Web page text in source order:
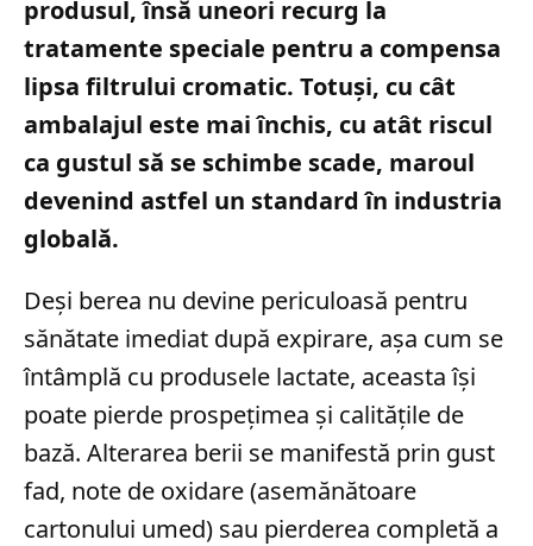
produsul, însă uneori recurg la
tratamente speciale pentru a compensa
lipsa filtrului cromatic. Totuși, cu cât
ambalajul este mai închis, cu atât riscul
ca gustul să se schimbe scade, maroul
devenind astfel un standard în industria
globală.
Deși berea nu devine periculoasă pentru
sănătate imediat după expirare, așa cum se
întâmplă cu produsele lactate, aceasta își
poate pierde prospețimea și calitățile de
bază. Alterarea berii se manifestă prin gust
fad, note de oxidare (asemănătoare
cartonului umed) sau pierderea completă a